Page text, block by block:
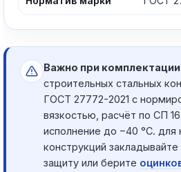
Важно при
строительных стальных
ГОСТ 27772-2021 с
вязкостью, расчёт по СП
исполнение до −40 °C. для
конструкций
защиту или берите